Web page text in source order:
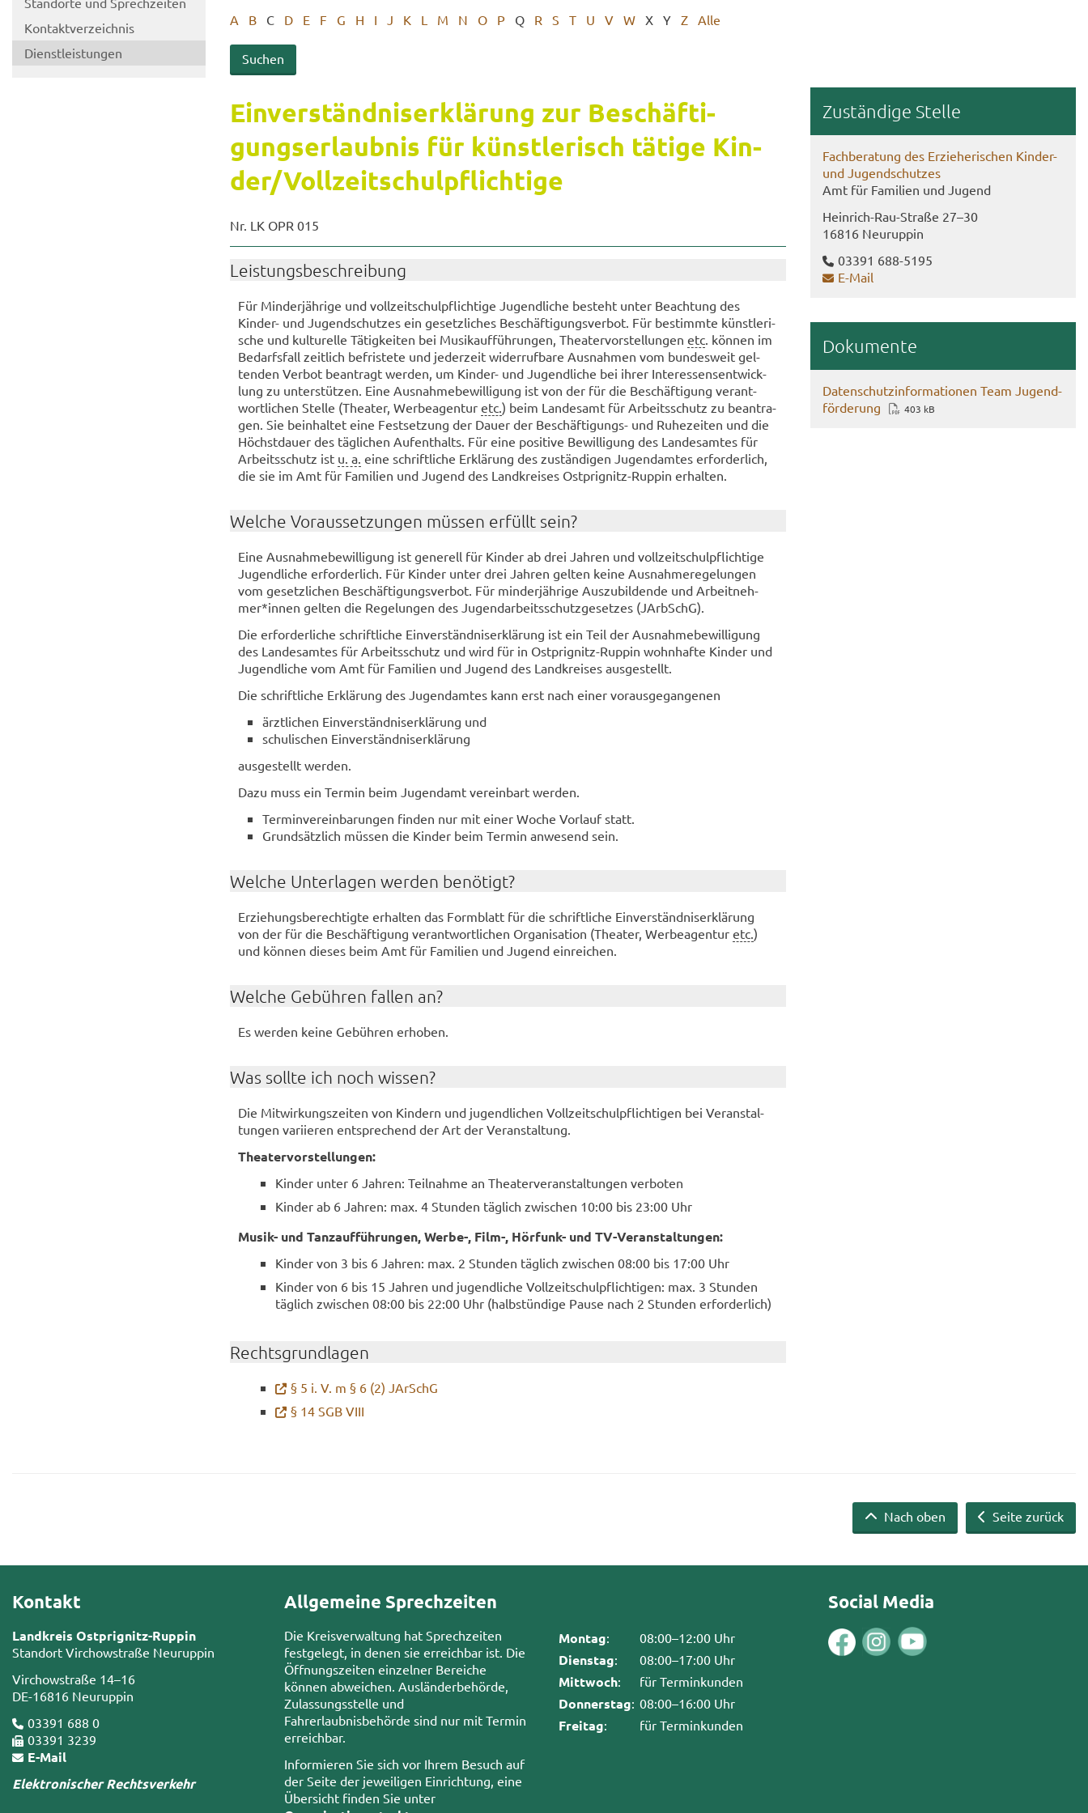
Kon­takt­ver­zeich­nis
Dienst­leis­tun­gen
A B C D E F G H I J K L M N O P Q R S T U V W X Y Z Alle
Ein­ver­ständ­nis­er­klä­rung zur Be­schäf­ti­
gungs­er­laub­nis für künst­le­risch tä­ti­ge Kin­
der/Voll­zeit­schul­pflich­ti­ge
Nr. LK OPR 015
Leis­tungs­be­schrei­bung
Für Min­der­jäh­ri­ge und voll­zeit­schul­pflich­ti­ge Ju­gend­li­che be­steht unter Be­ach­tung des
Kinder-​ und Ju­gend­schut­zes ein ge­setz­li­ches Be­schäf­ti­gungs­ver­bot. Für be­stimm­te künst­le­ri­
sche und kul­tu­rel­le Tä­tig­kei­ten bei Mu­sik­auf­füh­run­gen, Thea­ter­vor­stel­lun­gen etc. kön­nen im
Be­darfs­fall zeit­lich be­fris­te­te und je­der­zeit wi­der­ruf­ba­re Aus­nah­men vom bun­des­weit gel­
ten­den Ver­bot be­an­tragt wer­den, um Kinder-​ und Ju­gend­li­che bei ihrer In­ter­es­sens­ent­wick­
lung zu un­ter­stüt­zen. Eine Aus­nah­me­be­wil­li­gung ist von der für die Be­schäf­ti­gung ver­ant­
wort­li­chen Stel­le (Thea­ter, Wer­be­agen­tur etc.) beim Lan­des­amt für Ar­beits­schutz zu be­an­tra­
gen. Sie be­inhal­tet eine Fest­set­zung der Dauer der Beschäftigungs-​ und Ru­he­zei­ten und die
Höchst­dau­er des täg­li­chen Auf­ent­halts. Für eine po­si­ti­ve Be­wil­li­gung des Lan­des­am­tes für
Ar­beits­schutz ist u. a. eine schrift­li­che Er­klä­rung des zu­stän­di­gen Ju­gend­am­tes er­for­der­lich,
die sie im Amt für Fa­mi­li­en und Ju­gend des Land­krei­ses Ostprignitz-​Ruppin er­hal­ten.
Wel­che Vor­aus­set­zun­gen müs­sen er­füllt sein?
Eine Aus­nah­me­be­wil­li­gung ist ge­ne­rell für Kin­der ab drei Jah­ren und voll­zeit­schul­pflich­ti­ge
Ju­gend­li­che er­for­der­lich. Für Kin­der unter drei Jah­ren gel­ten keine Aus­nah­me­re­ge­lun­gen
vom ge­setz­li­chen Be­schäf­ti­gungs­ver­bot. Für min­der­jäh­ri­ge Aus­zu­bil­den­de und Ar­beit­neh­
mer*innen gel­ten die Re­ge­lun­gen des Ju­gend­ar­beits­schutz­ge­set­zes (JArbSchG).
Die er­for­der­li­che schrift­li­che Ein­ver­ständ­nis­er­klä­rung ist ein Teil der Aus­nah­me­be­wil­li­gung
des Lan­des­am­tes für Ar­beits­schutz und wird für in Ostprignitz-​Ruppin wohn­haf­te Kin­der und
Ju­gend­li­che vom Amt für Fa­mi­li­en und Ju­gend des Land­krei­ses aus­ge­stellt.
Die schrift­li­che Er­klä­rung des Ju­gend­am­tes kann erst nach einer vor­aus­ge­gan­ge­nen
ärzt­li­chen Ein­ver­ständ­nis­er­klä­rung und
schu­li­schen Ein­ver­ständ­nis­er­klä­rung
aus­ge­stellt wer­den.
Dazu muss ein Ter­min beim Ju­gend­amt ver­ein­bart wer­den.
Ter­min­ver­ein­ba­run­gen fin­den nur mit einer Woche Vor­lauf statt.
Grund­sätz­lich müs­sen die Kin­der beim Ter­min an­we­send sein.
Wel­che Un­ter­la­gen wer­den be­nö­tigt?
Er­zie­hungs­be­rech­tig­te er­hal­ten das Form­blatt für die schrift­li­che Ein­ver­ständ­nis­er­klä­rung
von der für die Be­schäf­ti­gung ver­ant­wort­li­chen Or­ga­ni­sa­ti­on (Thea­ter, Wer­be­agen­tur etc.)
und kön­nen die­ses beim Amt für Fa­mi­li­en und Ju­gend ein­rei­chen.
Wel­che Ge­büh­ren fal­len an?
Es wer­den keine Ge­büh­ren er­ho­ben.
Was soll­te ich noch wis­sen?
Die Mit­wir­kungs­zei­ten von Kin­dern und ju­gend­li­chen Voll­zeit­schul­pflich­ti­gen bei Ver­an­stal­
tun­gen va­ri­ie­ren ent­spre­chend der Art der Ver­an­stal­tung.
Thea­ter­vor­stel­lun­gen:
Kin­der unter 6 Jah­ren: Teil­nah­me an Thea­ter­ver­an­stal­tun­gen ver­bo­ten
Kin­der ab 6 Jah­ren: max. 4 Stun­den täg­lich zwi­schen 10:00 bis 23:00 Uhr
Musik-​ und Tanz­auf­füh­run­gen, Werbe-​, Film-, Hörfunk-​ und TV-​Veranstaltungen:
Kin­der von 3 bis 6 Jah­ren: max. 2 Stun­den täg­lich zwi­schen 08:00 bis 17:00 Uhr
Kin­der von 6 bis 15 Jah­ren und ju­gend­li­che Voll­zeit­schul­pflich­ti­gen: max. 3 Stun­den
täg­lich zwi­schen 08:00 bis 22:00 Uhr (halb­stün­di­ge Pause nach 2 Stun­den er­for­der­lich)
Rechts­grund­la­gen
§ 5 i. V. m § 6 (2) JArSchG
§ 14 SGB VIII
Zu­stän­di­ge Stel­le
Fach­be­ra­tung des Er­zie­he­ri­schen Kinder-​
und Ju­gend­schut­zes
Amt für Fa­mi­li­en und Ju­gend
Heinrich-​Rau-Straße 27–30
16816 Neu­rup­pin
03391 688-​5195
E-​Mail
Do­ku­men­te
Da­ten­schutz­in­for­ma­tio­nen Team Ju­gend­
för­de­rung
403 kB
Seite zurück
Nach oben
Kontakt
Landkreis Ostprignitz-Ruppin
Standort Virchowstraße Neuruppin
Virchowstraße 14–16
DE-16816 Neuruppin
03391 688 0
03391 3239
E-Mail
Elektronischer Rechtsverkehr
Allgemeine Sprechzeiten
Die Kreisverwaltung hat Sprechzeiten
festgelegt, in denen sie erreichbar ist. Die
Öffnungszeiten einzelner Bereiche
können abweichen. Ausländerbehörde,
Zulassungsstelle und
Fahrerlaubnisbehörde sind nur mit Termin
erreichbar.
Informieren Sie sich vor Ihrem Besuch auf
der Seite der jeweiligen Einrichtung, eine
Übersicht finden Sie unter
Montag: 08:00–12:00 Uhr
Dienstag: 08:00–17:00 Uhr
Mittwoch: für Terminkunden
Donnerstag: 08:00–16:00 Uhr
Freitag: für Terminkunden
Social Media